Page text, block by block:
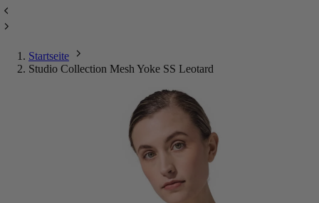
Startseite
Studio Collection Mesh Yoke SS Leotard